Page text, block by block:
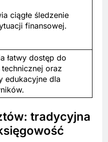
ciągłe śledzenie
finansowej.
łatwy dostęp do
oraz
edukacyjne dla
tradycyjna